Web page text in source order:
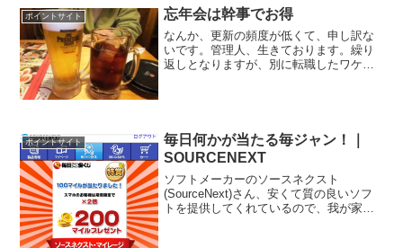
くれたんですよね。そんなサザンオール
スターズのニューア...
ポイントサイト 忘年会は幹事でお得
なんか、更新の頻度が低くて、申し訳な
いです。管理人、生きております。繰り
返しとなりますが、別に転職したワケで
ポイントサイト
毎日何かが当たる毎ジャン！｜
SOURCENEXT
ソフトメーカーのソースネクスト
(SourceNext)さん、安くて質の良いソフ
トを提供してくれているので、我が家は